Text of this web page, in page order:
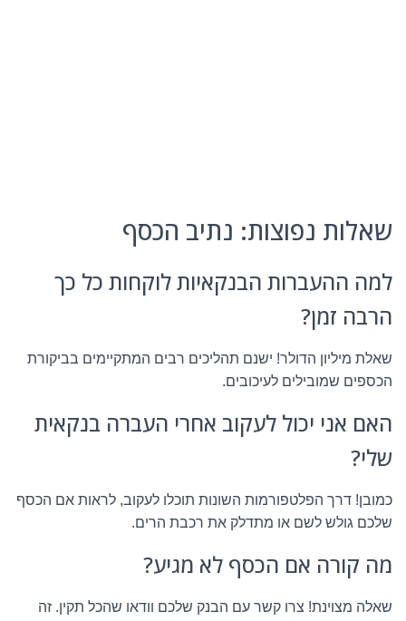
שאלות נפוצות: נתיב הכסף
למה ההעברות הבנקאיות לוקחות כל כך
הרבה זמן?
שאלת מיליון הדולר! ישנם תהליכים רבים המתקיימים בביקורת
הכספים שמובילים לעיכובים.
האם אני יכול לעקוב אחרי העברה בנקאית
שלי?
כמובן! דרך הפלטפורמות השונות תוכלו לעקוב, לראות אם הכסף
שלכם גולש לשם או מתדלק את רכבת הרים.
מה קורה אם הכסף לא מגיע?
שאלה מצוינת! צרו קשר עם הבנק שלכם וודאו שהכל תקין. זה